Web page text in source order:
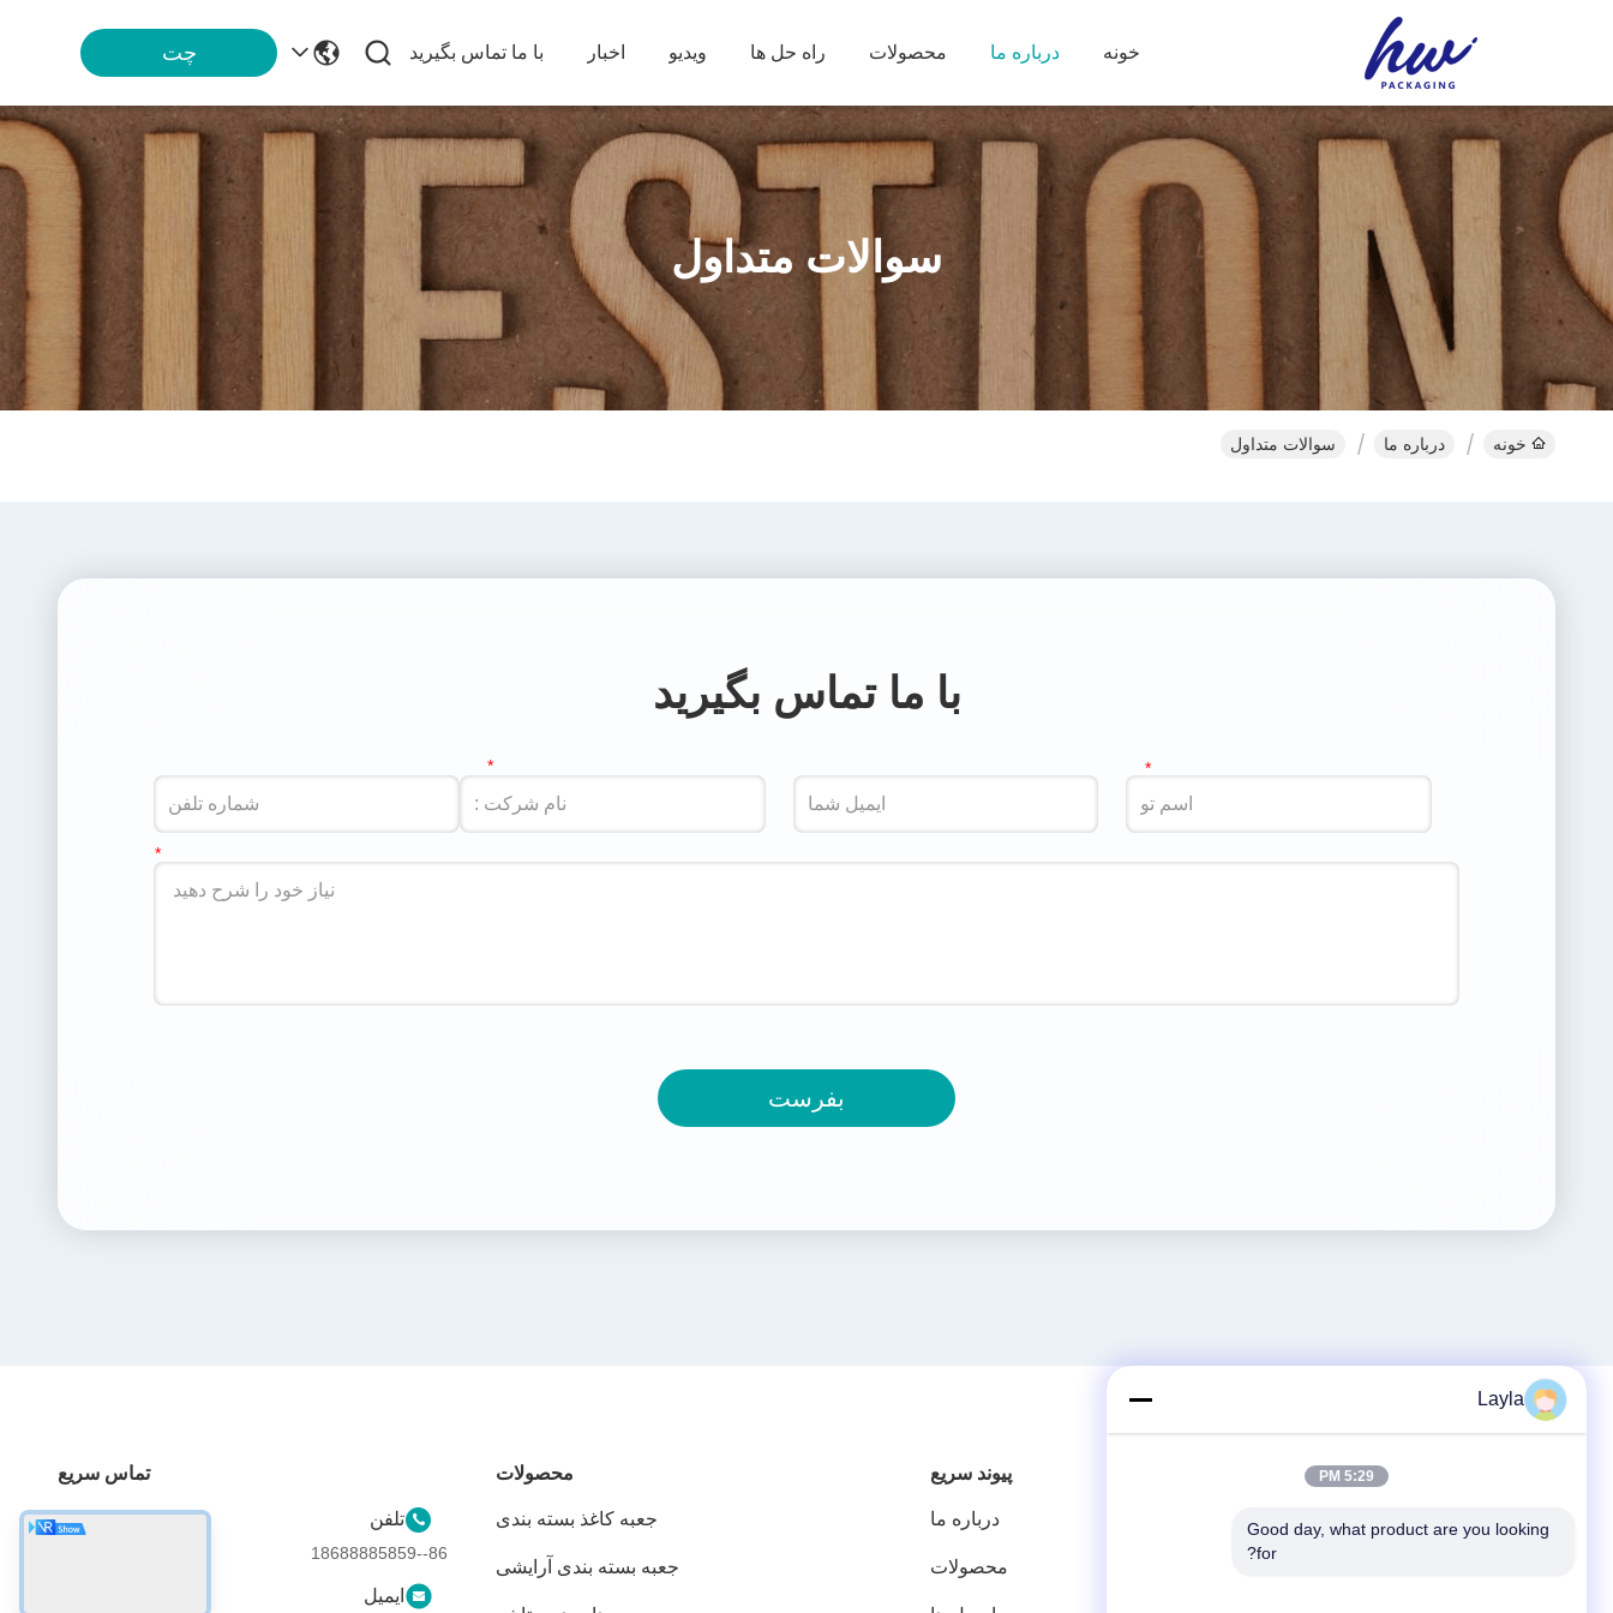
خونه درباره ما محصولات راه حل ها ویدیو اخبار با ما تماس بگیرید چت
سوالات متداول
خونه درباره ما سوالات متداول
با ما تماس بگیرید
بفرست
پيوند سريع
درباره ما
محصولات
محصولات
جعبه کاغذ بسته بندی
جعبه بسته بندی آرایشی
تماس سریع
تلفن
86--18688885859
ایمیل
Layla
5:29 PM
Good day, what product are you looking
for?